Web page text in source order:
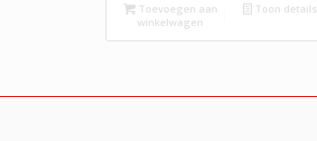
Toevoegen aan
winkelwagen
Toon details